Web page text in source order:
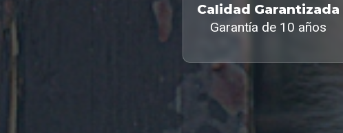
Calidad Garantizada
Garantía de 10 años